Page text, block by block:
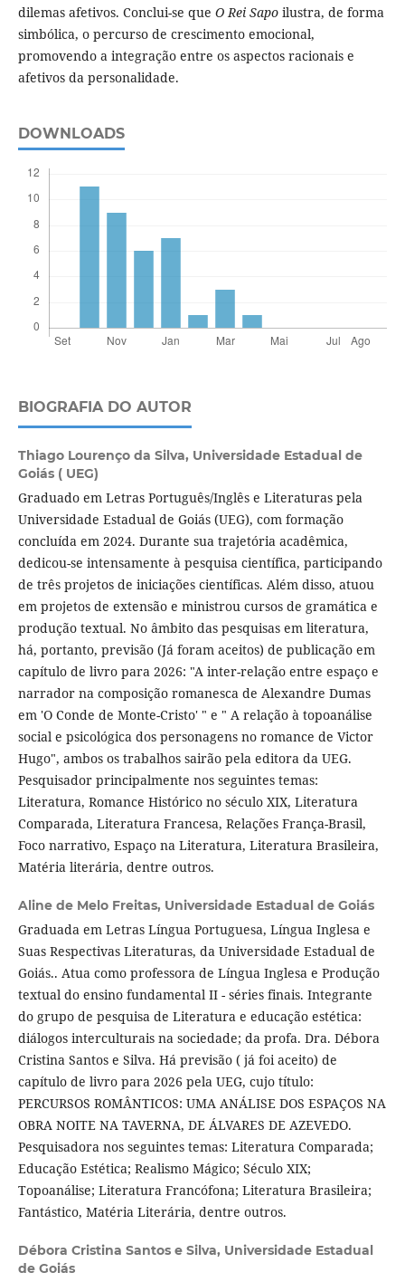
dilemas afetivos. Conclui-se que O Rei Sapoilustra, de forma
simbólica, o percurso de crescimento emocional,
promovendo a integração entre os aspectos racionais e
afetivos da personalidade.
DOWNLOADS
BIOGRAFIA DO AUTOR
Thiago Lourenço da Silva, Universidade Estadual de
Goiás ( UEG)
Graduado em Letras Português/Inglês e Literaturas pela
Universidade Estadual de Goiás (UEG), com formação
concluída em 2024. Durante sua trajetória acadêmica,
dedicou-se intensamente à pesquisa científica, participando
de três projetos de iniciações científicas. Além disso, atuou
em projetos de extensão e ministrou cursos de gramática e
produção textual. No âmbito das pesquisas em literatura,
há, portanto, previsão (Já foram aceitos) de publicação em
capítulo de livro para 2026: "A inter-relação entre espaço e
narrador na composição romanesca de Alexandre Dumas
em 'O Conde de Monte-Cristo' " e " A relação à topoanálise
social e psicológica dos personagens no romance de Victor
Hugo", ambos os trabalhos sairão pela editora da UEG.
Pesquisador principalmente nos seguintes temas:
Literatura, Romance Histórico no século XIX, Literatura
Comparada, Literatura Francesa, Relações França-Brasil,
Foco narrativo, Espaço na Literatura, Literatura Brasileira,
Matéria literária, dentre outros.
Aline de Melo Freitas, Universidade Estadual de Goiás
Graduada em Letras Língua Portuguesa, Língua Inglesa e
Suas Respectivas Literaturas, da Universidade Estadual de
Goiás.. Atua como professora de Língua Inglesa e Produção
textual do ensino fundamental II - séries finais. Integrante
do grupo de pesquisa de Literatura e educação estética:
diálogos interculturais na sociedade; da profa. Dra. Débora
Cristina Santos e Silva. Há previsão ( já foi aceito) de
capítulo de livro para 2026 pela UEG, cujo título:
PERCURSOS ROMÂNTICOS: UMA ANÁLISE DOS ESPAÇOS NA
OBRA NOITE NA TAVERNA, DE ÁLVARES DE AZEVEDO.
Pesquisadora nos seguintes temas: Literatura Comparada;
Educação Estética; Realismo Mágico; Século XIX;
Topoanálise; Literatura Francófona; Literatura Brasileira;
Fantástico, Matéria Literária, dentre outros.
Débora Cristina Santos e Silva, Universidade Estadual
de Goiás